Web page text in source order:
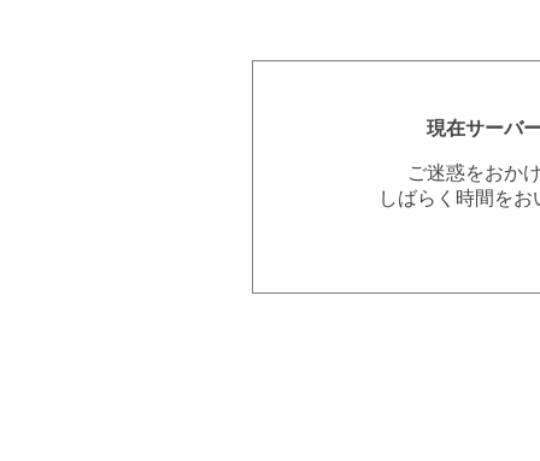
現在サーバ
ご迷惑をおか
しばらく時間を